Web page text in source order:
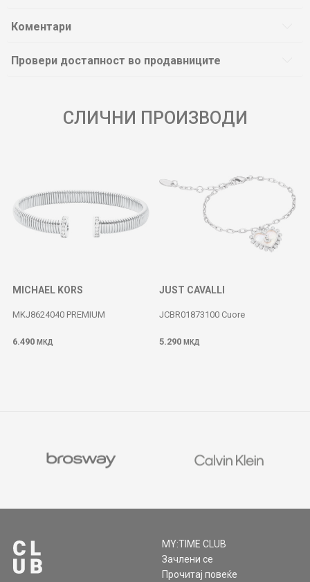
Коментари
Провери достапност во продавниците
СЛИЧНИ ПРОИЗВОДИ
MICHAEL KORS
MKJ8624040 PREMIUM
6.490 МКД
JUST CAVALLI
JCBR01873100 Cuore
5.290 МКД
MY:TIME CLUB
Зачлени се
Прочитај повеќе